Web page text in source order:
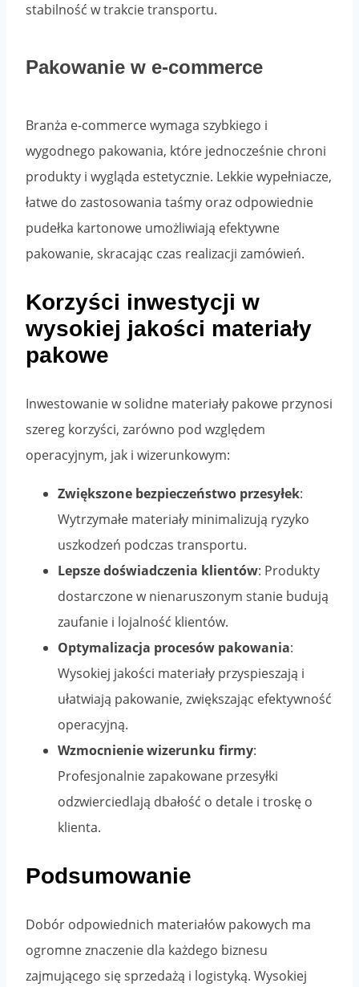
stabilność w trakcie transportu.
Pakowanie w e-commerce
Branża e-commerce wymaga szybkiego i
wygodnego pakowania, które jednocześnie chroni
produkty i wygląda estetycznie. Lekkie wypełniacze,
łatwe do zastosowania taśmy oraz odpowiednie
pudełka kartonowe umożliwiają efektywne
pakowanie, skracając czas realizacji zamówień.
Korzyści inwestycji w
wysokiej jakości materiały
pakowe
Inwestowanie w solidne materiały pakowe przynosi
szereg korzyści, zarówno pod względem
operacyjnym, jak i wizerunkowym:
Zwiększone bezpieczeństwo przesyłek:
Wytrzymałe materiały minimalizują ryzyko
uszkodzeń podczas transportu.
Lepsze doświadczenia klientów: Produkty
dostarczone w nienaruszonym stanie budują
zaufanie i lojalność klientów.
Optymalizacja procesów pakowania:
Wysokiej jakości materiały przyspieszają i
ułatwiają pakowanie, zwiększając efektywność
operacyjną.
Wzmocnienie wizerunku firmy:
Profesjonalnie zapakowane przesyłki
odzwierciedlają dbałość o detale i troskę o
klienta.
Podsumowanie
Dobór odpowiednich materiałów pakowych ma
ogromne znaczenie dla każdego biznesu
zajmującego się sprzedażą i logistyką. Wysokiej